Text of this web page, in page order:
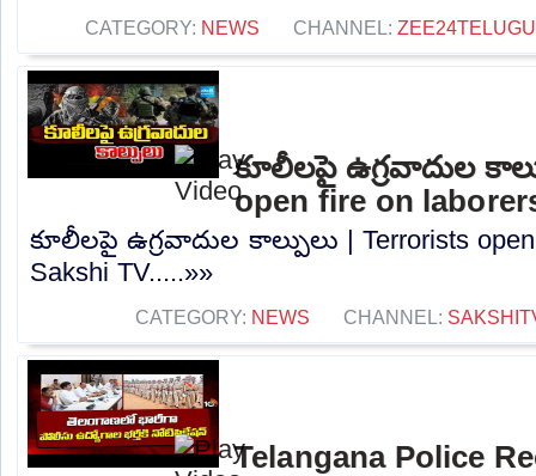
CATEGORY: NEWS CHANNEL:
కూలీలపై ఉగ్రవాదుల
open fire on
కూలీలపై ఉగ్రవాదుల కాల్పులు | Terrorists
Sakshi TV.....»»
CATEGORY: NEWS CHANNEL:
Telangana Police